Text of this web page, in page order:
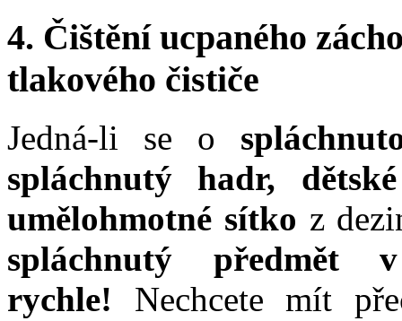
4. Čištění ucpaného
tlakového čističe
Jedná-li se o
spláchnutý hadr,
umělohmotné sítko z
spláchnutý předmět
rychle! Nechcete mít